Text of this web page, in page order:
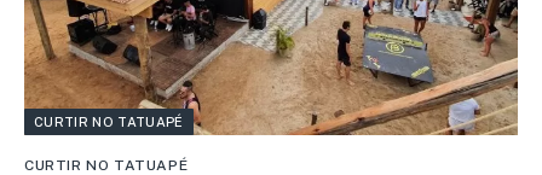
CURTIR NO TATUAPÉ
CURTIR NO TATUAPÉ